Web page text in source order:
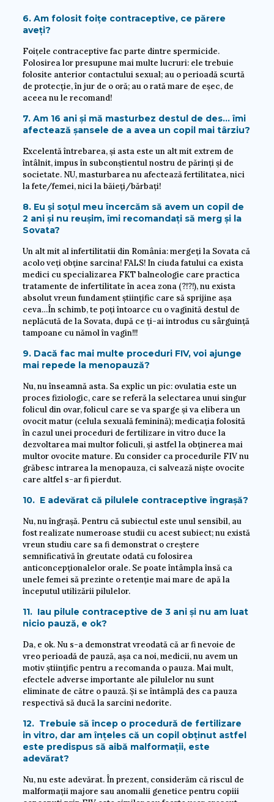
6. Am folosit foițe contraceptive, ce părere
aveți?
Foițele contraceptive fac parte dintre spermicide.
Folosirea lor presupune mai multe lucruri: ele trebuie
folosite anterior contactului sexual; au o perioadă scurtă
de protecție, în jur de o oră; au o rată mare de eșec, de
aceea nu le recomand!
7. Am 16 ani și mă masturbez destul de des… îmi
afectează șansele de a avea un copil mai târziu?
Excelentă întrebarea, și asta este un alt mit extrem de
întâlnit, impus în subconștientul nostru de părinți și de
societate. NU, masturbarea nu afectează fertilitatea, nici
la fete/femei, nici la băieți/bărbați!
8. Eu și soțul meu încercăm să avem un copil de
2 ani și nu reușim, îmi recomandați să merg și la
Sovata?
Un alt mit al infertilitatii din România: mergeți la Sovata că
acolo veți obține sarcina! FALS! In ciuda fatului ca exista
medici cu specializarea FKT balneologie care practica
tratamente de infertilitate în acea zona (?!?!), nu exista
absolut vreun fundament științific care să sprijine așa
ceva…În schimb, te poți întoarce cu o vaginită destul de
neplăcută de la Sovata, după ce ți-ai introdus cu sârguință
tampoane cu nămol în vagin!!!
9. Dacă fac mai multe proceduri FIV, voi ajunge
mai repede la menopauză?
Nu, nu înseamnă asta. Sa explic un pic: ovulatia este un
proces fiziologic, care se referă la selectarea unui singur
folicul din ovar, folicul care se va sparge și va elibera un
ovocit matur (celula sexuală feminină); medicația folosită
în cazul unei proceduri de fertilizare in vitro duce la
dezvoltarea mai multor foliculi, și astfel la obținerea mai
multor ovocite mature. Eu consider ca procedurile FIV nu
grăbesc intrarea la menopauza, ci salvează niște ovocite
care altfel s-ar fi pierdut.
10. E adevărat că pilulele contraceptive îngrașă?
Nu, nu îngrașă. Pentru că subiectul este unul sensibil, au
fost realizate numeroase studii cu acest subiect; nu există
vreun studiu care sa fi demonstrat o creștere
semnificativă în greutate odată cu folosirea
anticoncepționalelor orale. Se poate întâmpla însă ca
unele femei să prezinte o retenție mai mare de apă la
începutul utilizării pilulelor.
11. Iau pilule contraceptive de 3 ani și nu am luat
nicio pauză, e ok?
Da, e ok. Nu s-a demonstrat vreodată că ar fi nevoie de
vreo perioadă de pauză, așa ca noi, medicii, nu avem un
motiv științific pentru a recomanda o pauza. Mai mult,
efectele adverse importante ale pilulelor nu sunt
eliminate de către o pauză. Și se întâmplă des ca pauza
respectivă să ducă la sarcini nedorite.
12. Trebuie să încep o procedură de fertilizare
in vitro, dar am înțeles că un copil obținut astfel
este predispus să aibă malformații, este
adevărat?
Nu, nu este adevărat. În prezent, considerăm că riscul de
malformații majore sau anomalii genetice pentru copiii